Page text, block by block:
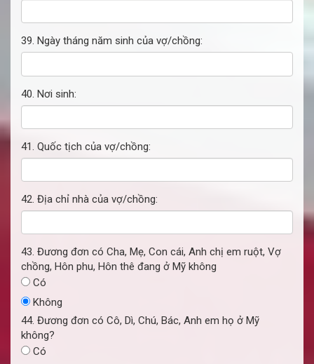
39. Ngày tháng năm sinh của vợ/chồng:
40. Nơi sinh:
41. Quốc tịch của vợ/chồng:
42. Địa chỉ nhà của vợ/chồng:
43. Đương đơn có Cha, Mẹ, Con cái, Anh chị em ruột, Vợ
chồng, Hôn phu, Hôn thê đang ở Mỹ không
Có
Không
44. Đương đơn có Cô, Dì, Chú, Bác, Anh em họ ở Mỹ
không?
Có